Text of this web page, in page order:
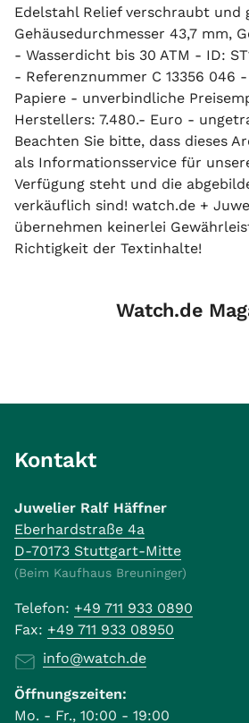
Edelstahl Relief verschraubt und
Gehäusedurchmesser 43,7 mm,
- Wasserdicht bis 30 ATM - ID:
- Referenznummer C 13356 046
Papiere - unverbindliche
Herstellers: 7.480.- Euro -
Beachten Sie bitte, dass dieses
als Informationsservice für
Verfügung steht und die
verkäuflich sind! watch.de +
übernehmen keinerlei
Richtigkeit der Textinhalte!
Watch.de
Kontakt
Juwelier Ralf Häffner
Eberhardstraße 4a
D-70173 Stuttgart-Mitte
(Beim Kaufhaus Breuninger)
Telefon: +49 711 933 0890
Fax: +49 711 933 08950
info@watch.de
Öffnungszeiten:
Mo. - Fr., 10:00 - 19:00